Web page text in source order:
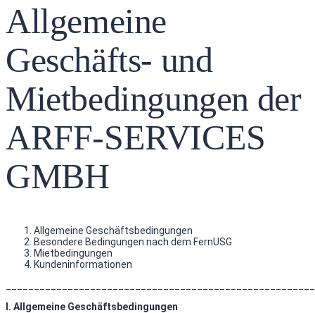
Allgemeine
Geschäfts- und
Mietbedingungen der
ARFF-SERVICES
GMBH
Allgemeine Geschäftsbedingungen
Besondere Bedingungen nach dem FernUSG
Mietbedingungen
Kundeninformationen
I. Allgemeine Geschäftsbedingungen